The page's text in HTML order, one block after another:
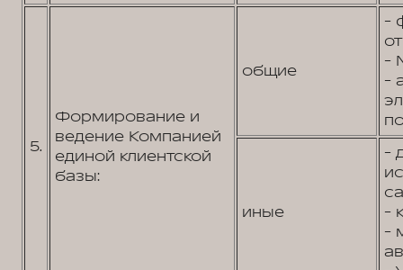
5.
Формирование и
ведение Компанией
единой клиентской
базы:
общие
-
-
-
иные
-
-
-